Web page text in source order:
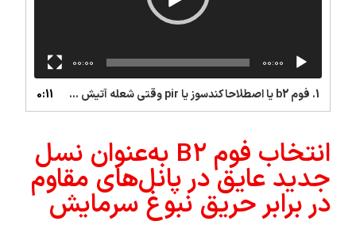
00:00
00:00
1. فوم b2 یا اصطلاحا کندسوز یا pir وقتی شعله آتیش ازش دور کنید به صورت خودکار خاموش میشه، اما فوم معمولی به اتش گرفتنش ادامه میده 0:11
انتخاب فوم B۲ به‌عنوان نسل
جدید عایق در پانل‌های مقاوم
در برابر حریق نبوغ سرمایش